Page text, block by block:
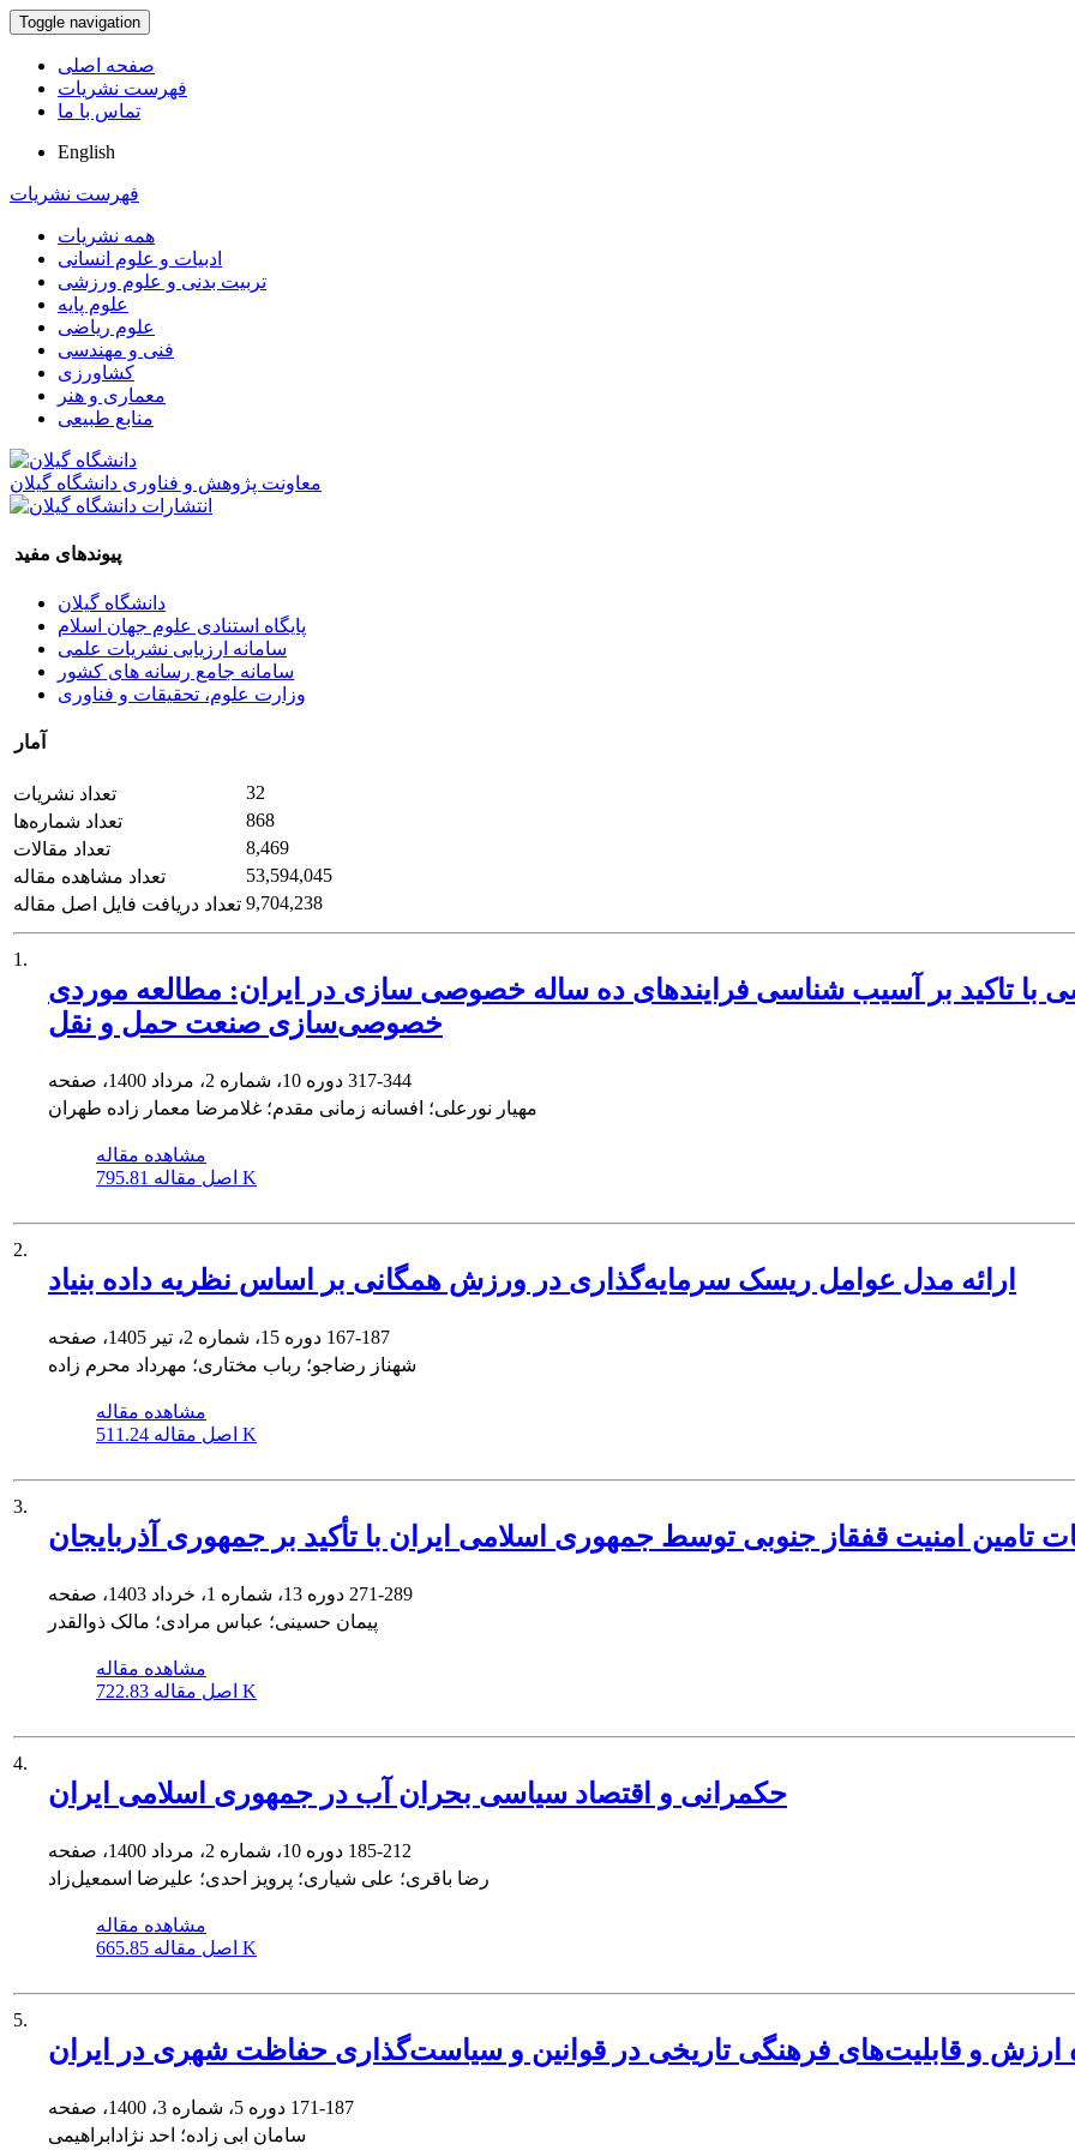
Toggle navigation
صفحه اصلی
فهرست نشریات
تماس با ما
English
فهرست نشریات
همه نشریات
ادبیات و علوم انسانی
تربیت بدنی و علوم ورزشی
علوم پایه
علوم ریاضی
فنی و مهندسی
کشاورزی
معماری و هنر
منابع طبیعی
معاونت پژوهش و فناوری دانشگاه گیلان
پیوندهای مفید
دانشگاه گیلان
پایگاه استنادی علوم جهان اسلام
سامانه ارزیابی نشریات علمی
سامانه جامع رسانه های کشور
وزارت علوم، تحقیقات و فناوری
آمار
تعداد نشریات
32
تعداد شماره‌ها
868
تعداد مقالات
8,469
تعداد مشاهده مقاله
53,594,045
تعداد دریافت فایل اصل مقاله 9,704,238
1.
اصل ۴۴ قانون اساسی با تاکید بر آسیب شناسی فرایندهای ده ساله خصوصی سازی در ایران: مطالعه موردی
خصوصی‌سازی صنعت حمل و نقل
317-344
مهیار نورعلی؛ افسانه زمانی مقدم؛ غلامرضا معمار زاده طهران
مشاهده مقاله
اصل مقاله 795.81 K
2.
ارائه مدل عوامل ریسک سرمایه‌گذاری در ورزش همگانی بر اساس نظریه داده بنیاد
167-187
شهناز رضاجو؛ رباب مختاری؛ مهرداد محرم زاده
مشاهده مقاله
اصل مقاله 511.24 K
3.
تامین امنیت قفقاز جنوبی توسط جمهوری اسلامی ایران با تأکید بر جمهوری آذربایجان
271-289
پیمان حسینی؛ عباس مرادی؛ مالک ذوالقدر
مشاهده مقاله
اصل مقاله 722.83 K
4.
حکمرانی و اقتصاد سیاسی بحران آب در جمهوری اسلامی ایران
185-212
رضا باقری؛ علی شیاری؛ پرویز احدی؛ علیرضا اسمعیل‌زاد
مشاهده مقاله
اصل مقاله 665.85 K
5.
ارزش و قابلیت‌های فرهنگی تاریخی در قوانین و سیاست‌گذاری‌ حفاظت شهری در ایران
171-187
سامان ابی زاده؛ احد نژادابراهیمی